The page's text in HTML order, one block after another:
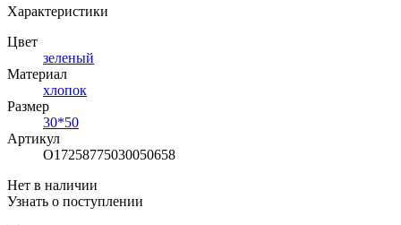
Характеристики
Цвет
зеленый
Материал
хлопок
Размер
30*50
Артикул
О17258775030050658
Нет в наличии
Узнать о поступлении